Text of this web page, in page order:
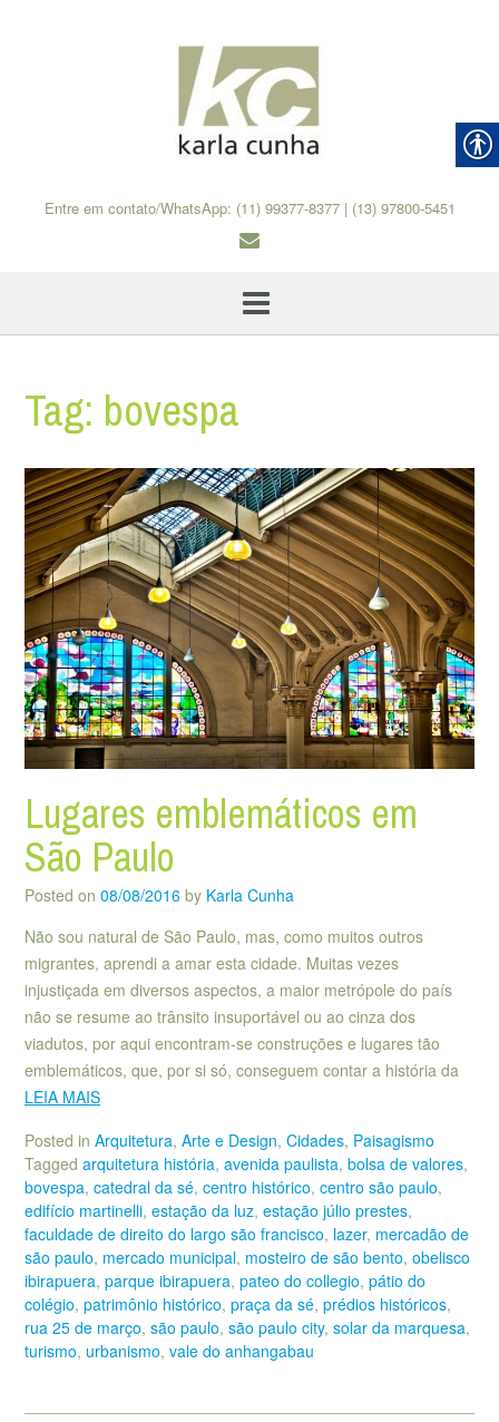
Entre em contato/WhatsApp: (11) 99377-8377 | (13) 97800-5451
Tag: bovespa
Lugares emblemáticos em
São Paulo
Posted on 08/08/2016 by Karla Cunha
Não sou natural de São Paulo, mas, como muitos outros
migrantes, aprendi a amar esta cidade. Muitas vezes
injustiçada em diversos aspectos, a maior metrópole do país
não se resume ao trânsito insuportável ou ao cinza dos
viadutos, por aqui encontram-se construções e lugares tão
emblemáticos, que, por si só, conseguem contar a história da
LEIA MAIS
Posted in Arquitetura, Arte e Design, Cidades, Paisagismo
Tagged arquitetura história, avenida paulista, bolsa de valores,
bovespa, catedral da sé, centro histórico, centro são paulo,
edifício martinelli, estação da luz, estação júlio prestes,
faculdade de direito do largo são francisco, lazer, mercadão de
são paulo, mercado municipal, mosteiro de são bento, obelisco
ibirapuera, parque ibirapuera, pateo do collegio, pátio do
colégio, patrimônio histórico, praça da sé, prédios históricos,
rua 25 de março, são paulo, são paulo city, solar da marquesa,
turismo, urbanismo, vale do anhangabau